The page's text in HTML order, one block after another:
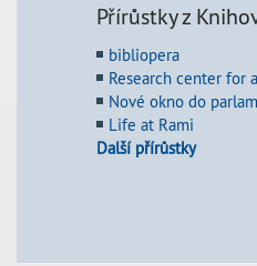
Přírůstky z
bibliopera
Research center for
Nové okno do
Life at Rami
Další přírůstky